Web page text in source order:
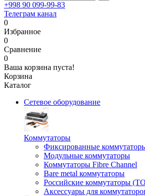
+998 90 099-99-83
Телеграм канал
0
Избранное
0
Сравнение
0
Ваша корзина пуста!
Корзина
Каталог
Сетевое оборудование
Коммутаторы
Фиксированные
Модульные коммутаторы
Коммутаторы Fibre Channel
Bare metal коммутаторы
Российские коммутаторы
Аксессуары для